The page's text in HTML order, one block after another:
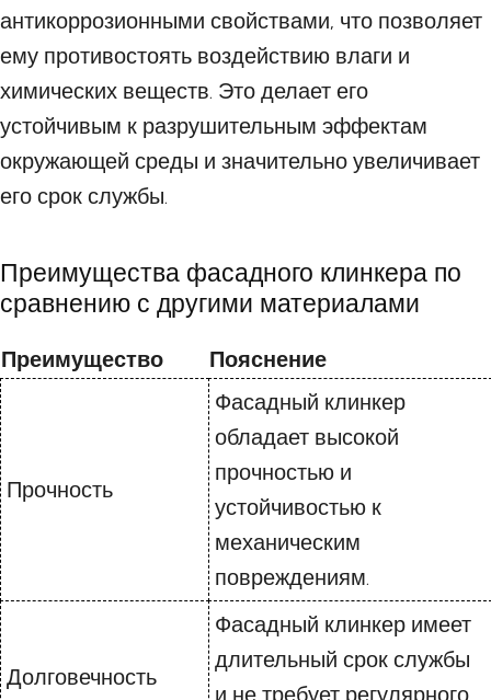
антикоррозионными свойствами, что позволяет
ему противостоять воздействию влаги и
химических веществ. Это делает его
устойчивым к разрушительным эффектам
окружающей среды и значительно увеличивает
его срок службы.
Преимущества фасадного клинкера по
сравнению с другими материалами
Преимущество Пояснение
Прочность
Фасадный клинкер
обладает высокой
прочностью и
устойчивостью к
механическим
повреждениям.
Долговечность
Фасадный клинкер имеет
длительный срок службы
и не требует регулярного